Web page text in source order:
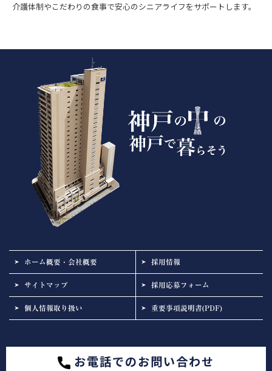
介護体制やこだわりの食事で安心のシニアライフをサポートします。
ホーム概要・会社概要 採用情報
サイトマップ 採用応募フォーム
個人情報取り扱い 重要事項説明書(PDF)
お電話でのお問い合わせ